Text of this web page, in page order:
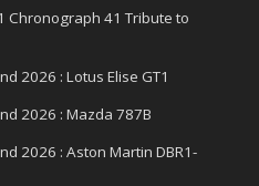
Chronograph 41 Tribute to
2026 : Lotus Elise GT1
2026 : Mazda 787B
2026 : Aston Martin DBR1-